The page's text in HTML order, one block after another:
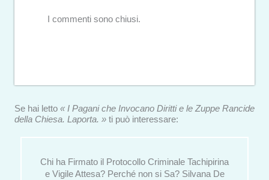
I commenti sono chiusi.
Se hai letto « I Pagani che Invocano Diritti e le Zuppe Rancide
della Chiesa. Laporta. » ti può interessare:
Chi ha Firmato il Protocollo Criminale Tachipirina
e Vigile Attesa? Perché non si Sa? Silvana De